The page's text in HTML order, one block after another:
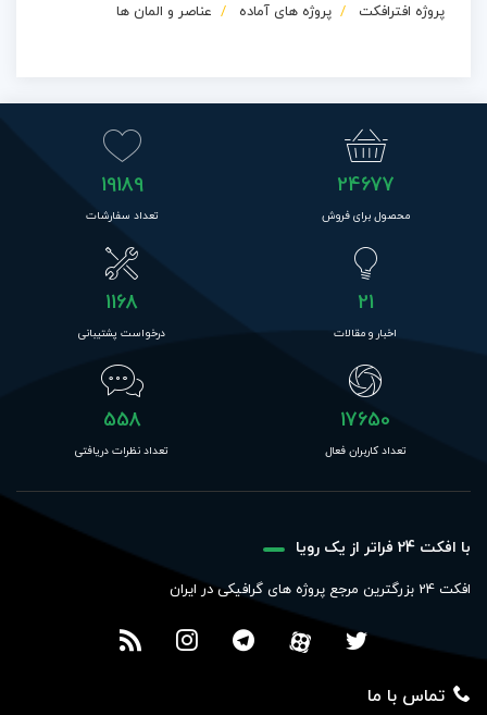
پروژه افترافکت پروژه های آماده عناصر و المان ها
24677
محصول برای فروش
19189
تعداد سفارشات
21
اخبار و مقالات
1168
درخواست پشتیبانی
17650
تعداد کاربران فعال
558
تعداد نظرات دریافتی
با افکت 24 فراتر از یک رویا
افکت 24 بزرگترین مرجع پروژه های گرافیکی در ایران
تماس با ما